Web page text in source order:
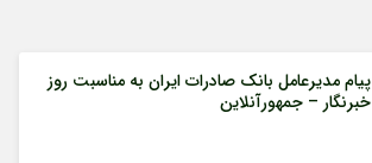
پیام مدیرعامل بانک صادرات ایران به مناسبت روز
خبرنگار – جمهورآنلاین